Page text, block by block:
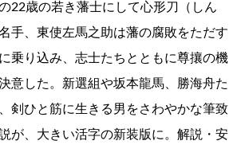
22歳の若き藩士にして心形刀（しん
手、東使左馬之助は藩の腐敗をただす
乗り込み、志士たちとともに尊攘の機
意した。新選組や坂本龍馬、勝海舟た
剣ひと筋に生きる男をさわやかな筆致
が、大きい活字の新装版に。解説・安